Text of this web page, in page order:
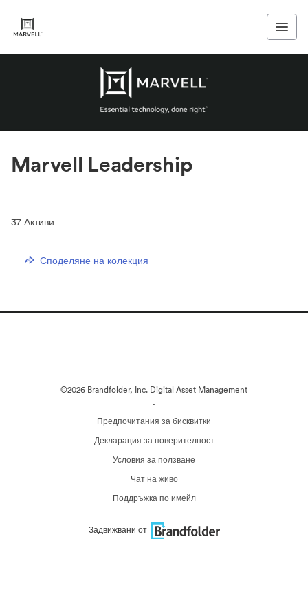
Marvell Leadership
37 Активи
Споделяне на колекция
©2026 Brandfolder, Inc. Digital Asset Management
·
Предпочитания за бисквитки
Декларация за поверителност
Условия за ползване
Чат на живо
Поддръжка по имейл
Задвижвани от